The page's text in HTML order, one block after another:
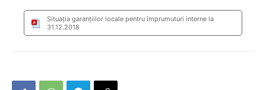
Situația garanțiilor locale pentru împrumuturi interne la
31.12.2018